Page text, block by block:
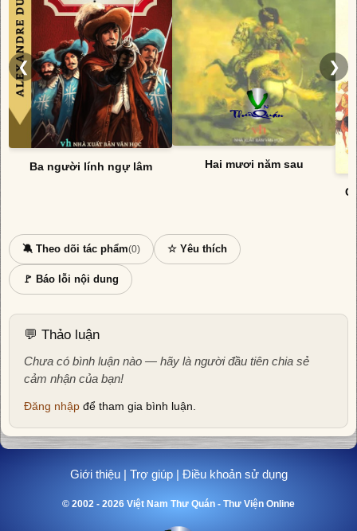
❮
Ba người lính ngự lâm Hai mươi năm sau
❯
🔕 Theo dõi tác phẩm(0) ☆ Yêu thích
🚩 Báo lỗi nội dung
💬 Thảo luận
Chưa có bình luận nào — hãy là người đầu tiên chia sẻ
cảm nhận của bạn!
Đăng nhập để tham gia bình luận.
Giới thiệu| Trợ giúp| Điều khoản sử dụng
© 2002 - 2026 Việt Nam Thư Quán - Thư Viện Online